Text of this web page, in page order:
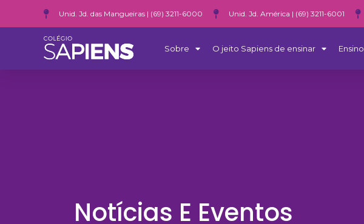
Unid. Jd. das Mangueiras | (69) 3211-6000 Unid. Jd. América | (69) 3211-6001
Sobre O jeito Sapiens de ensinar Ensino
Notícias E Eventos